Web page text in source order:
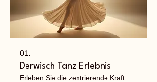
01.
Derwisch Tanz Erlebnis
Erleben Sie die zentrierende Kraft